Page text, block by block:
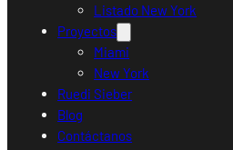
Listado New York
Proyectos
Miami
New York
Ruedi Sieber
Blog
Contáctanos